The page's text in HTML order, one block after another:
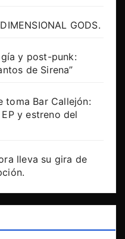
GODS.
y post-punk:
de Sirena”
toma Bar Callejón:
y estreno del
lleva su gira de